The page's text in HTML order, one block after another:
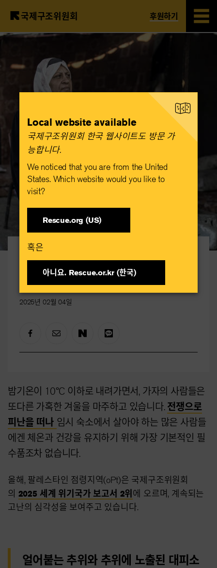
Skip
main
국제구조위원회 후원하기
가자 위기
가자의 혹독한 겨울
2025년 02월 04일
밤기온이 10°C 이하로 내려가면서, 가자의 사람들은
또다른 가혹한 겨울을 마주하고 있습니다. 전쟁으로
피난을 떠나 임시 숙소에서 살아야 하는 많은 사람들
에겐 체온과 건강을 유지하기 위해 가장 기본적인 필
수품조차 없습니다.
올해, 팔레스타인 점령지역(oPt)은 국제구조위원회
의 2025 세계 위기국가 보고서 2위 에 오르며, 계속되는
고난의 심각성을 보여주고 있습니다.
얼어붙는 추위와 추위에 노출된 대피소
Local website available
국제구조위원회 한국 웹사이트도 방문 가
능합니다.​
We noticed that you are from the United
States. Which website would you like to
visit?
Rescue.org (US)
혹은​
아니요. Rescue.or.kr (한국)​